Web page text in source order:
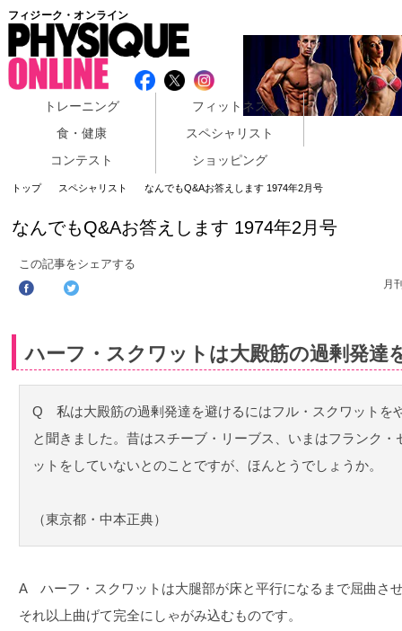
フィジーク・オンライン
トレーニング
フィットネス
食・健康
スペシャリスト
コンテスト
ショッピング
トップ スペシャリスト なんでもQ&Aお答えします 1974年2月号
なんでもQ&Aお答えします 1974年2月号
この記事をシェアする
月
ハーフ・スクワットは大殿筋の過剰発達
Q 私は大殿筋の過剰発達を避けるにはフル・スクワットを
と聞きました。昔はスチーブ・リーブス、いまはフランク
ットをしていないとのことですが、ほんとうでしょうか。
（東京都・中本正典）
A ハーフ・スクワットは大腿部が床と平行になるまで屈曲さ
それ以上曲げて完全にしゃがみ込むものです。